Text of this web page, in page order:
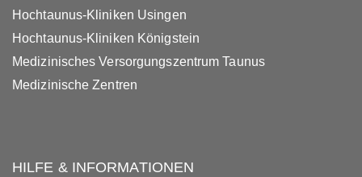
Hochtaunus-Kliniken Usingen
Hochtaunus-Kliniken Königstein
Medizinisches Versorgungszentrum Taunus
Medizinische Zentren
HILFE & INFORMATIONEN